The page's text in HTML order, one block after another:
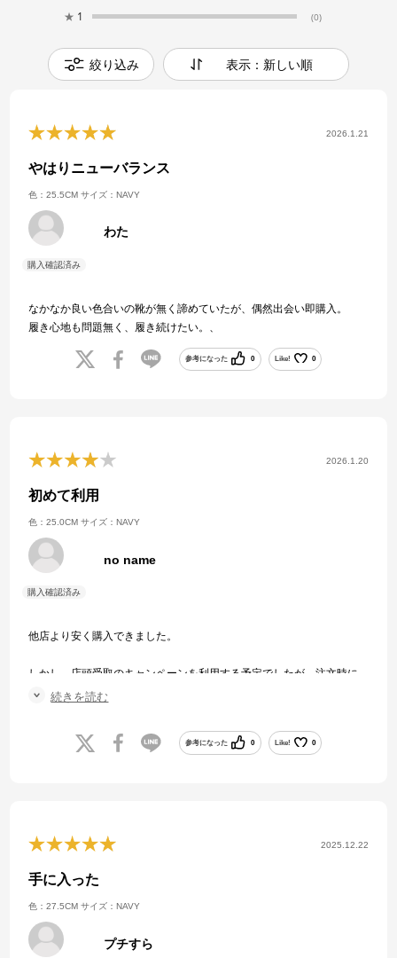
★ 1 (0)
絞り込み 表示：新しい順
2026.1.21
やはりニューバランス
色：25.5CM サイズ：NAVY
わた
なかなか良い色合いの靴が無く諦めていたが、偶然出会い即購入。
履き心地も問題無く、履き続けたい。、
参考になった 0 Like! 0
2026.1.20
初めて利用
色：25.0CM サイズ：NAVY
no name
他店より安く購入できました。
しかし、店頭受取のキャンペーンを利用する予定でしたが、注文時に
値引きにならず諦めて配達にしてしまいました。
続きを読む
参考になった 0 Like! 0
2025.12.22
手に入った
色：27.5CM サイズ：NAVY
プチすら